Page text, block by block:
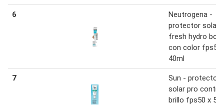
6
Neutrogena -
protector solar
fresh hydro
con color fps50
40ml
7
Sun - protector
solar pro control
brillo fps50 x